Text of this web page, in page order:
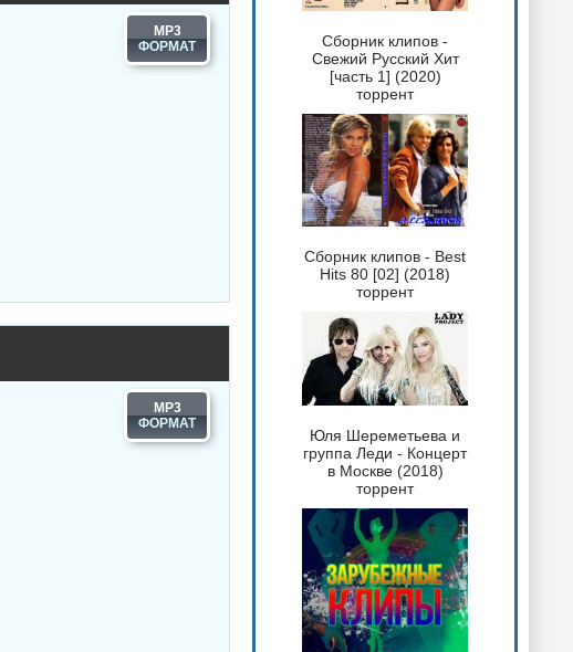
MP3
MP3
Сборник клипов -
Свежий Русский Хит
[часть 1] (2020)
торрент
Сборник клипов - Best
Hits 80 [02] (2018)
торрент
Юля Шереметьева и
группа Леди - Концерт
в Москве (2018)
торрент